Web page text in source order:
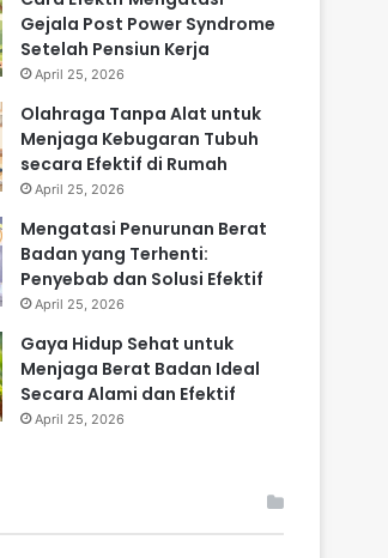
Gejala Post Power Syndrome
Setelah Pensiun Kerja
April 25, 2026
Olahraga Tanpa Alat untuk
Menjaga Kebugaran Tubuh
secara Efektif di Rumah
April 25, 2026
Mengatasi Penurunan Berat
Badan yang Terhenti:
Penyebab dan Solusi Efektif
April 25, 2026
Gaya Hidup Sehat untuk
Menjaga Berat Badan Ideal
Secara Alami dan Efektif
April 25, 2026